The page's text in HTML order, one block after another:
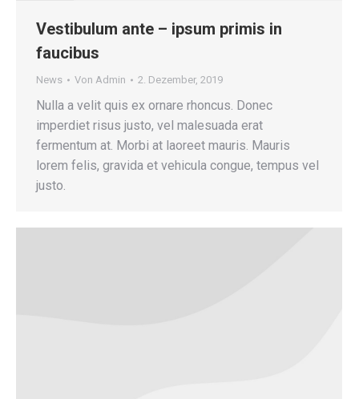
Vestibulum ante – ipsum primis in
faucibus
News Von Admin 2. Dezember, 2019
Nulla a velit quis ex ornare rhoncus. Donec
imperdiet risus justo, vel malesuada erat
fermentum at. Morbi at laoreet mauris. Mauris
lorem felis, gravida et vehicula congue, tempus vel
justo.